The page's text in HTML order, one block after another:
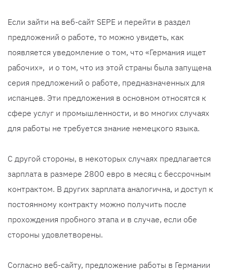
Если зайти на веб-сайт SEPE и перейти в раздел
предложений о работе, то можно увидеть, как
появляется уведомление о том, что «Германия ищет
рабочих», и о том, что из этой страны была запущена
серия предложений о работе, предназначенных для
испанцев. Эти предложения в основном относятся к
сфере услуг и промышленности, и во многих случаях
для работы не требуется знание немецкого языка.
С другой стороны, в некоторых случаях предлагается
зарплата в размере 2800 евро в месяц с бессрочным
контрактом. В других зарплата аналогична, и доступ к
постоянному контракту можно получить после
прохождения пробного этапа и в случае, если обе
стороны удовлетворены.
Согласно веб-сайту, предложение работы в Германии